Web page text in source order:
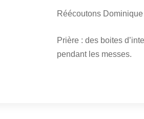
Réécoutons Dominique
Prière : des boites
pendant les messes.